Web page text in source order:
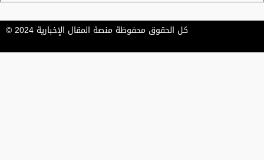
كل الحقوق محفوظة منصة المقال الإخبارية 2024 ©